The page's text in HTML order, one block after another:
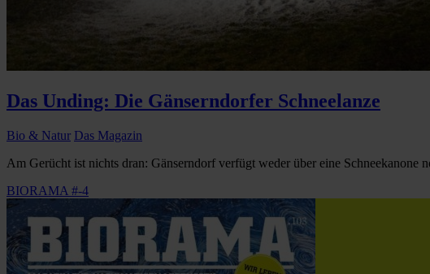
Das Unding: Die Gänserndorfer Schneelanze
Bio & Natur Das Magazin
Am Gerücht ist nichts dran: Gänserndorf verfügt weder über eine Schneekanone
BIORAMA #-4